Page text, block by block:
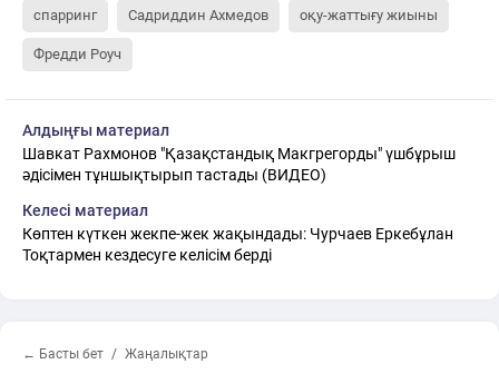
спарринг Садриддин Ахмедов оқу-жаттығу жиыны
Фредди Роуч
Алдыңғы материал
Шавкат Рахмонов "Қазақстандық Макгрегорды" үшбұрыш
әдісімен тұншықтырып тастады (ВИДЕО)
Келесі материал
Көптен күткен жекпе-жек жақындады: Чурчаев Еркебұлан
Тоқтармен кездесуге келісім берді
← Басты бет Жаңалықтар